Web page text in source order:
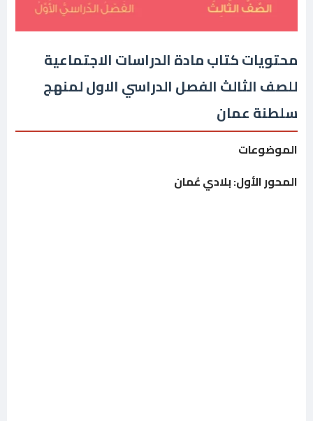
محتويات كتاب مادة الدراسات الاجتماعية
للصف الثالث الفصل الدراسي الاول لمنهج
سلطنة عمان
الموضوعات
المحور الأول: بلادي عُمان